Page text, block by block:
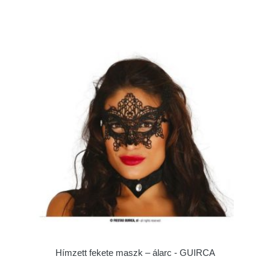
Hímzett fekete maszk – álarc - GUIRCA